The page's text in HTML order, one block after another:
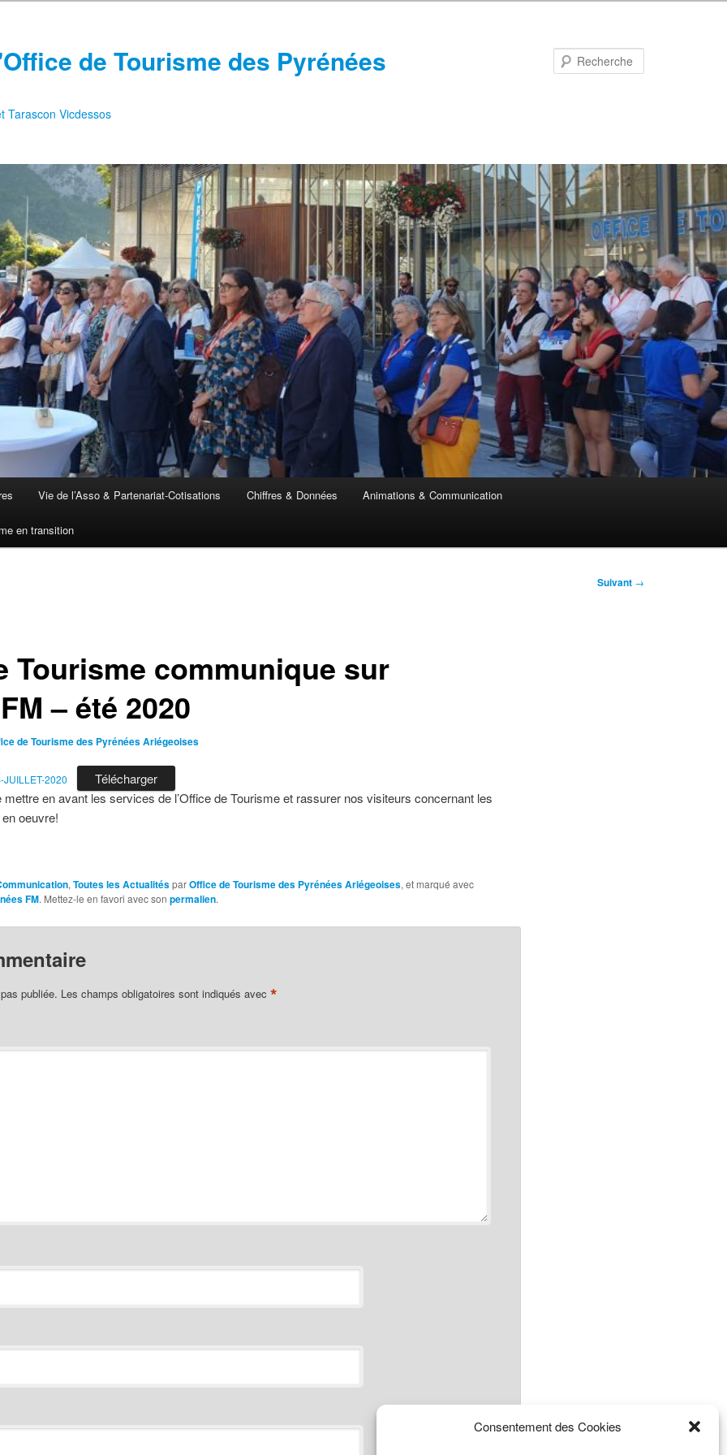
Consentement des Cookies
de Tourisme des Pyrénées
Tarascon Vicdessos
Vie de l’Asso & Partenariat-Cotisations Chiffres & Données Animations & Communication
en transition
Suivant →
Tourisme communique sur
– été 2020
de Tourisme des Pyrénées Ariégeoises
JUILLET-2020
Télécharger
en avant les services de l’Office de Tourisme et rassurer nos visiteurs concernant les
oeuvre!
,Toutes les ActualitésparOffice de Tourisme des Pyrénées Ariégeoises, et marqué avec
FM. Mettez-le en favori avec sonpermalien.
publiée. Les champs obligatoires sont indiqués avec*